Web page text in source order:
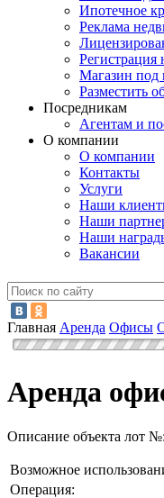
Ипотечное
Реклама
Магазин под
Разместить
Посредникам
Агентам и
О компании
О компании
Контакты
Услуги
Наши
Наши
Наши
Вакансии
Главная Аренда Офисы
Аренда
Описание объекта лот №:
Возможное
Операция: